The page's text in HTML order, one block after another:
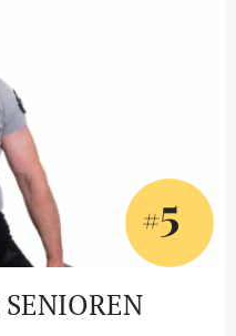
#5
SENIOREN